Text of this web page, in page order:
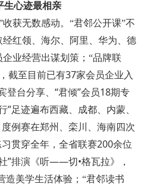
生心迹最相亲
获无数感动。“君邻公开课”不
经红领、海尔、阿里、华为、德
业经营出谋划策；“品牌联
截至目前已有37家会员企业入
登台分享、 “君倾”会员18期专
”足迹遍布西藏、成都、内蒙、
度例赛在郑州、栾川、海南四次
习贯穿全年，全省联赛200余位
”排演《听——切•格瓦拉》，
造美学生活体验；“君邻读书